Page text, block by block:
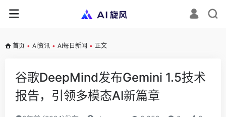
首页 • AI资讯 • AI每日新闻 • 正文
谷歌DeepMind发布Gemini 1.5技术
报告，引领多模态AI新篇章